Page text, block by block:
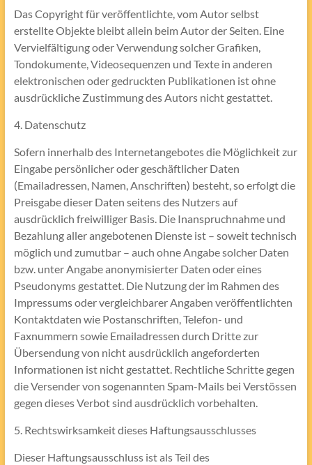
Das Copyright für veröffentlichte, vom Autor selbst
erstellte Objekte bleibt allein beim Autor der Seiten. Eine
Vervielfältigung oder Verwendung solcher Grafiken,
Tondokumente, Videosequenzen und Texte in anderen
elektronischen oder gedruckten Publikationen ist ohne
ausdrückliche Zustimmung des Autors nicht gestattet.
4. Datenschutz
Sofern innerhalb des Internetangebotes die Möglichkeit zur
Eingabe persönlicher oder geschäftlicher Daten
(Emailadressen, Namen, Anschriften) besteht, so erfolgt die
Preisgabe dieser Daten seitens des Nutzers auf
ausdrücklich freiwilliger Basis. Die Inanspruchnahme und
Bezahlung aller angebotenen Dienste ist – soweit technisch
möglich und zumutbar – auch ohne Angabe solcher Daten
bzw. unter Angabe anonymisierter Daten oder eines
Pseudonyms gestattet. Die Nutzung der im Rahmen des
Impressums oder vergleichbarer Angaben veröffentlichten
Kontaktdaten wie Postanschriften, Telefon- und
Faxnummern sowie Emailadressen durch Dritte zur
Übersendung von nicht ausdrücklich angeforderten
Informationen ist nicht gestattet. Rechtliche Schritte gegen
die Versender von sogenannten Spam-Mails bei Verstössen
gegen dieses Verbot sind ausdrücklich vorbehalten.
5. Rechtswirksamkeit dieses Haftungsausschlusses
Dieser Haftungsausschluss ist als Teil des